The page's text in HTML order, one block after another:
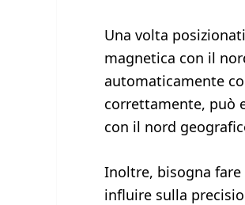
Una volta
magnetica con il
automaticamente
correttamente, può
con il nord
Inoltre, bisogna
influire sulla